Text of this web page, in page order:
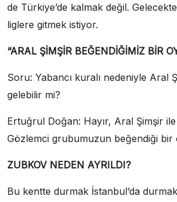
de Türkiye’de kalmak değil.
liglere gitmek istiyor.
“ARAL ŞİMŞİR BEĞENDİĞİMİZ BİR
Soru: Yabancı kuralı nedeniyle Aral
gelebilir mi?
Ertuğrul Doğan: Hayır, Aral Şimşir
Gözlemci grubumuzun beğendiği bir
ZUBKOV NEDEN AYRILDI?
Bu kentte durmak İstanbul’da